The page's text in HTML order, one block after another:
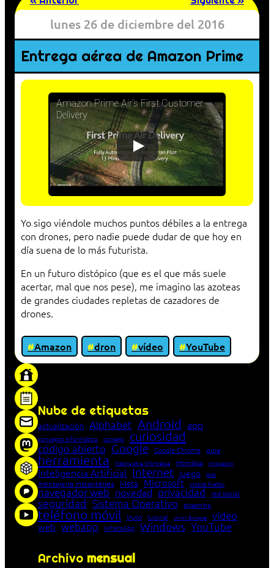
lunes 26 de diciembre del 2016
Entrega aérea de Amazon Prime
Amazon Prime Air’s First Customer
Delivery
Yo sigo viéndole muchos puntos débiles a la entrega
con drones, pero nadie puede dudar de que hoy en
día suena de lo más futurista.
En un futuro distópico (que es el que más suele
acertar, mal que nos pese), me imagino las azoteas
de grandes ciudades repletas de cazadores de
drones.
Amazon dron vídeo
YouTube
Nube de etiquetas
actualización Alphabet Android app
concepto informático consejo curiosidad
código abierto Google Google Chrome guía
herramienta historia de la Informática Informática innovación
Inteligencia Artificial Internet juego lista
mensajería instantánea Meta Microsoft Mozilla Firefox
navegador web novedad privacidad red social
seguridad Sistema Operativo streaming
teléfono móvil truco tutorial Unión Europea vídeo
web webapp WhatsApp Windows YouTube
Archivo mensual